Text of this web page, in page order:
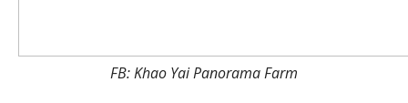
FB: Khao Yai Panorama Farm